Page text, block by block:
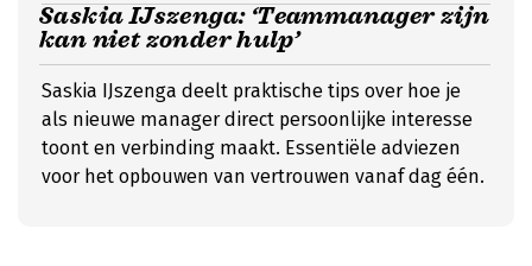
Saskia IJszenga: ‘Teammanager zijn
kan niet zonder hulp’
Saskia IJszenga deelt praktische tips over hoe je
als nieuwe manager direct persoonlijke interesse
toont en verbinding maakt. Essentiële adviezen
voor het opbouwen van vertrouwen vanaf dag één.